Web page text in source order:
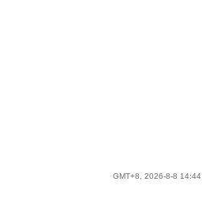
GMT+8, 2026-8-8 14:44